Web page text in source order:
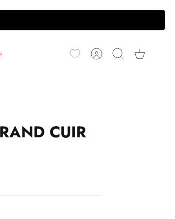
CompteRecherchePanier
CUIR